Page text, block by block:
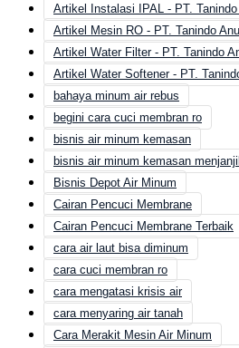
Artikel Instalasi IPAL - PT.
Artikel Mesin RO - PT. Tanindo
Artikel Water Filter - PT. Tanindo
Artikel Water Softener - PT.
bahaya minum air rebus
begini cara cuci membran ro
bisnis air minum kemasan
bisnis air minum kemasan
Bisnis Depot Air Minum
Cairan Pencuci Membrane
Cairan Pencuci Membrane Terbaik
cara air laut bisa diminum
cara cuci membran ro
cara mengatasi krisis air
cara menyaring air tanah
Cara Merakit Mesin Air Minum